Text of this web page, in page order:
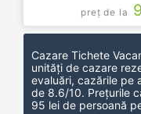
preț de la
Cazare Tichete
unități de cazare
evaluări, cazările pe
de 8.6/10. Prețurile
95 lei de persoană